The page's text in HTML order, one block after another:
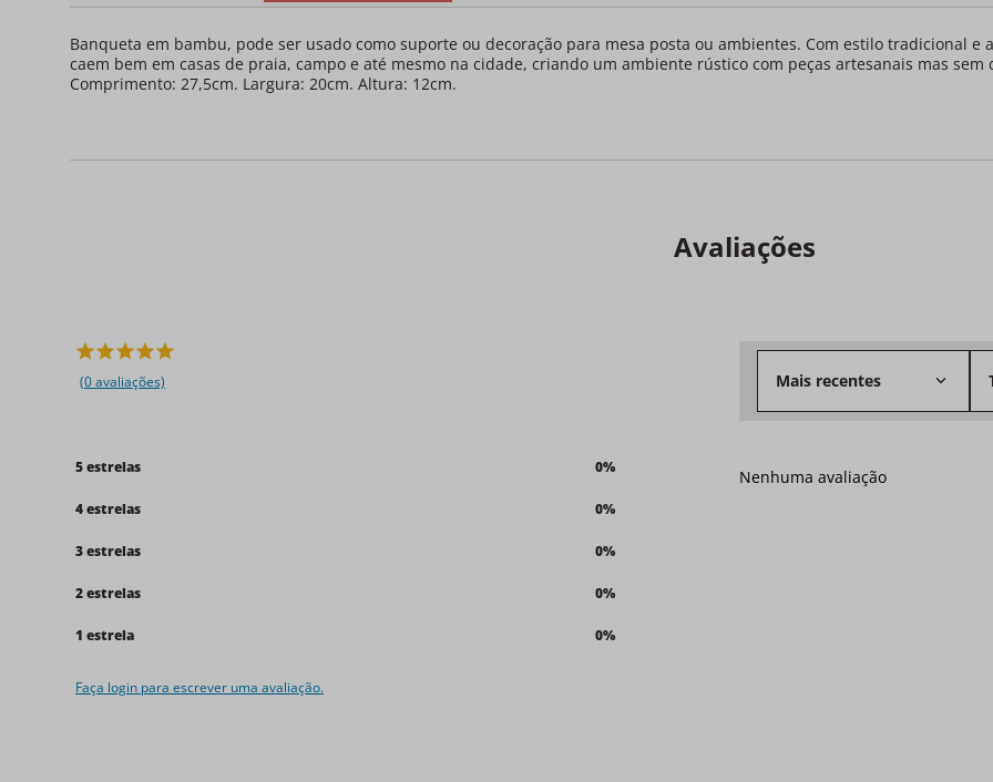
Banqueta em bambu, pode ser usado como suporte ou decoração para mesa posta ou ambientes. Com estilo tradicional e
caem bem em casas de praia, campo e até mesmo na cidade, criando um ambiente rústico com peças artesanais mas
Comprimento: 27,5cm. Largura: 20cm. Altura: 12cm.
Avaliações
(0 avaliações)
5 estrelas 0%
4 estrelas 0%
3 estrelas 0%
2 estrelas 0%
1 estrela 0%
Faça login para escrever uma avaliação.
Mais recentes
Nenhuma avaliação